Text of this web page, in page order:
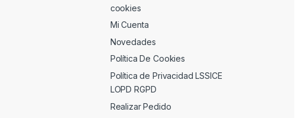
cookies
Mi Cuenta
Novedades
Política De Cookies
Política de Privacidad LSSICE
LOPD RGPD
Realizar Pedido